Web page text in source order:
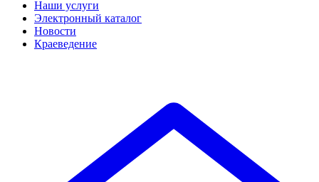
Наши услуги
Электронный каталог
Новости
Краеведение